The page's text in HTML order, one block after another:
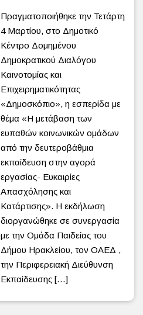
Πραγματοποιήθηκε την Τετάρτη
4 Μαρτίου, στο Δημοτικό
Κέντρο Δομημένου
Δημοκρατικού Διαλόγου
Καινοτομίας και
Επιχειρηματικότητας
«Δημοσκόπιο», η εσπερίδα με
θέμα «Η μετάβαση των
ευπαθών κοινωνικών ομάδων
από την δευτεροβάθμια
εκπαίδευση στην αγορά
εργασίας- Ευκαιρίες
Απασχόλησης και
Κατάρτισης». Η εκδήλωση
διοργανώθηκε σε συνεργασία
με την Ομάδα Παιδείας του
Δήμου Ηρακλείου, τον ΟΑΕΔ ,
την Περιφερειακή Διεύθυνση
Εκπαίδευσης […]